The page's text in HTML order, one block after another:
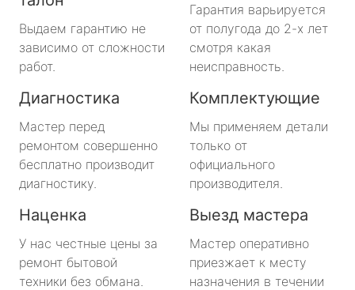
Выдаем гарантию не
зависимо от сложности
работ.
Гарантия варьируется
от полугода до 2-х лет
смотря какая
неисправность.
Диагностика
Мастер перед
ремонтом совершенно
бесплатно производит
диагностику.
Комплектующие
Мы применяем детали
только от
официального
производителя.
Наценка
У нас честные цены за
ремонт бытовой
техники без обмана.
Выезд мастера
Мастер оперативно
приезжает к месту
назначения в течении